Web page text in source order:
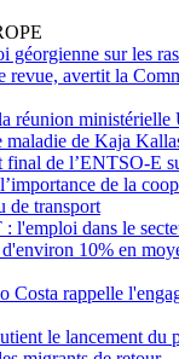
géorgienne sur les
revue, avertit la
réunion ministérielle
maladie de Kaja
final de l’ENTSO-E
de la
de transport
: l'emploi dans le
10% en
Costa rappelle
le lancement du